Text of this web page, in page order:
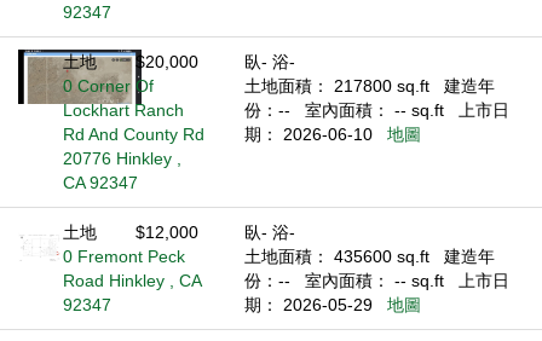
92347
土地
$20,000
0 Corner Of
Lockhart Ranch
Rd And County Rd
20776 Hinkley ,
CA 92347
臥- 浴-
土地面積： 217800 sq.ft
建造年
份：--
室內面積： -- sq.ft
上市日
期： 2026-06-10
地圖
土地
$12,000
0 Fremont Peck
Road Hinkley , CA
92347
臥- 浴-
土地面積： 435600 sq.ft
建造年
份：--
室內面積： -- sq.ft
上市日
期： 2026-05-29
地圖